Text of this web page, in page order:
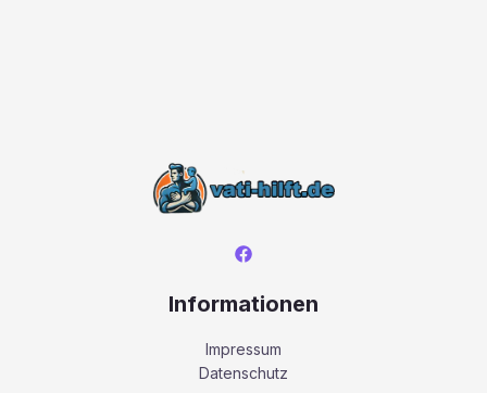
Informationen
Impressum
Datenschutz